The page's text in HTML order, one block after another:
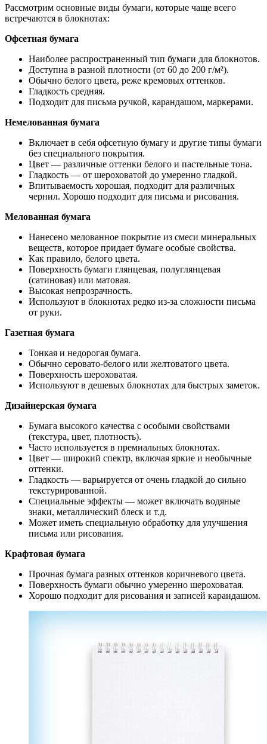
Рассмотрим основные виды бумаги, которые чаще всего
встречаются в блокнотах:
Офсетная бумага
Наиболее распространенный тип бумаги для блокнотов.
Доступна в разной плотности (от 60 до 200 г/м²).
Обычно белого цвета, реже кремовых оттенков.
Гладкость средняя.
Подходит для письма ручкой, карандашом, маркерами.
Немелованная бумага
Включает в себя офсетную бумагу и другие типы бумаги
без специального покрытия.
Цвет — различные оттенки белого и пастельные тона.
Гладкость — от шероховатой до умеренно гладкой.
Впитываемость хорошая, подходит для различных
чернил. Хорошо подходит для письма и рисования.
Мелованная бумага
Нанесено мелованное покрытие из смеси минеральных
веществ, которое придает бумаге особые свойства.
Как правило, белого цвета.
Поверхность бумаги глянцевая, полуглянцевая
(сатиновая) или матовая.
Высокая непрозрачность.
Используют в блокнотах редко из-за сложности письма
от руки.
Газетная бумага
Тонкая и недорогая бумага.
Обычно серовато-белого или желтоватого цвета.
Поверхность шероховатая.
Используют в дешевых блокнотах для быстрых заметок.
Дизайнерская бумага
Бумага высокого качества с особыми свойствами
(текстура, цвет, плотность).
Часто используется в премиальных блокнотах.
Цвет — широкий спектр, включая яркие и необычные
оттенки.
Гладкость — варьируется от очень гладкой до сильно
текстурированной.
Специальные эффекты — может включать водяные
знаки, металлический блеск и т.д.
Может иметь специальную обработку для улучшения
письма или рисования.
Крафтовая бумага
Прочная бумага разных оттенков коричневого цвета.
Поверхность бумаги обычно умеренно шероховатая.
Хорошо подходит для рисования и записей карандашом.